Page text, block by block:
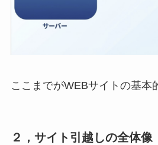
ここまでがWEBサイトの基本
２，サイト引越しの全体像